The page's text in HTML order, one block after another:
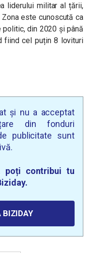
liderului militar al țării,
este cunoscută ca
din 2020 și până
fiind cel puțin 8 lovituri
și nu a acceptat
din fonduri
publicitate sunt
poți contribui tu
BIZIDAY